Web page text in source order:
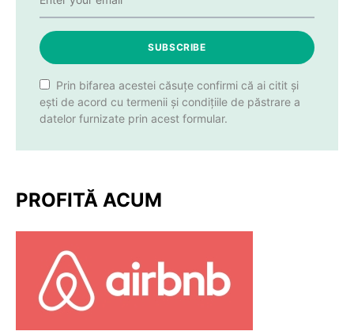
SUBSCRIBE
Prin bifarea acestei căsuțe confirmi că ai citit și
ești de acord cu termenii și condițiile de păstrare a
datelor furnizate prin acest formular.
PROFITĂ ACUM